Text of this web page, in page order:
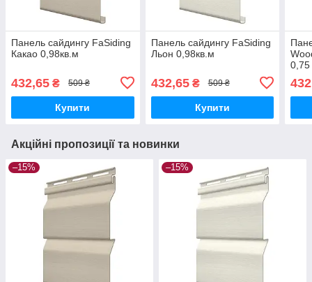
Панель сайдингу FaSiding
Какао 0,98кв.м
432,65 ₴ 509 ₴
Купити
Панель сайдингу FaSiding
Льон 0,98кв.м
432,65₴ 509 ₴
Купити
0,75
Акційні пропозиції та новинки
–15% –15%